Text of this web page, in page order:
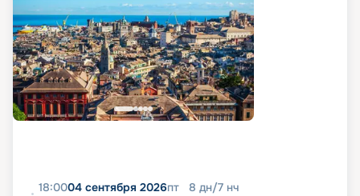
18:0004 сентября 2026пт 8 дн/7 нч